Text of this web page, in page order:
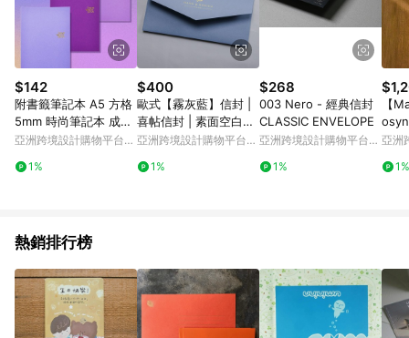
Pinkoi 購物商品資訊頁及購物車標示為準。 10. 點數紅包使用規
則請以點數紅包活動說明為準。 11. 若於 LINE 購物前往 Pinkoi
頁面後才首次下載 Pinkoi APP 並完成訂單，不符合導購資格；承
上，首次下載 Pinkoi APP 後，需透過 LINE 購物前往 Pinkoi 頁
面，方享導購資格。
$142
附書籤筆記本 A5 方格
5mm 時尚筆記本 成人
筆記本
亞洲跨境設計購物平台
1%
$400
歐式【霧灰藍】信封 |
喜帖信封 | 素面空白信
封 20入
亞洲跨境設計購物平台
1%
$268
003 Nero - 經典信封
CLASSIC ENVELOPE
亞洲跨境設計購物平台
1%
【
亞洲
1%
熱銷排行榜